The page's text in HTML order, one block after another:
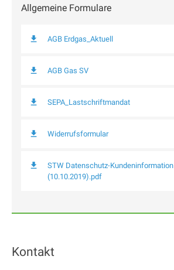
Allgemeine Formulare
AGB Erdgas_Aktuell
AGB Gas SV
SEPA_Lastschriftmandat
Widerrufsformular
STW Datenschutz-Kundeninformation
(10.10.2019).pdf
Kontakt